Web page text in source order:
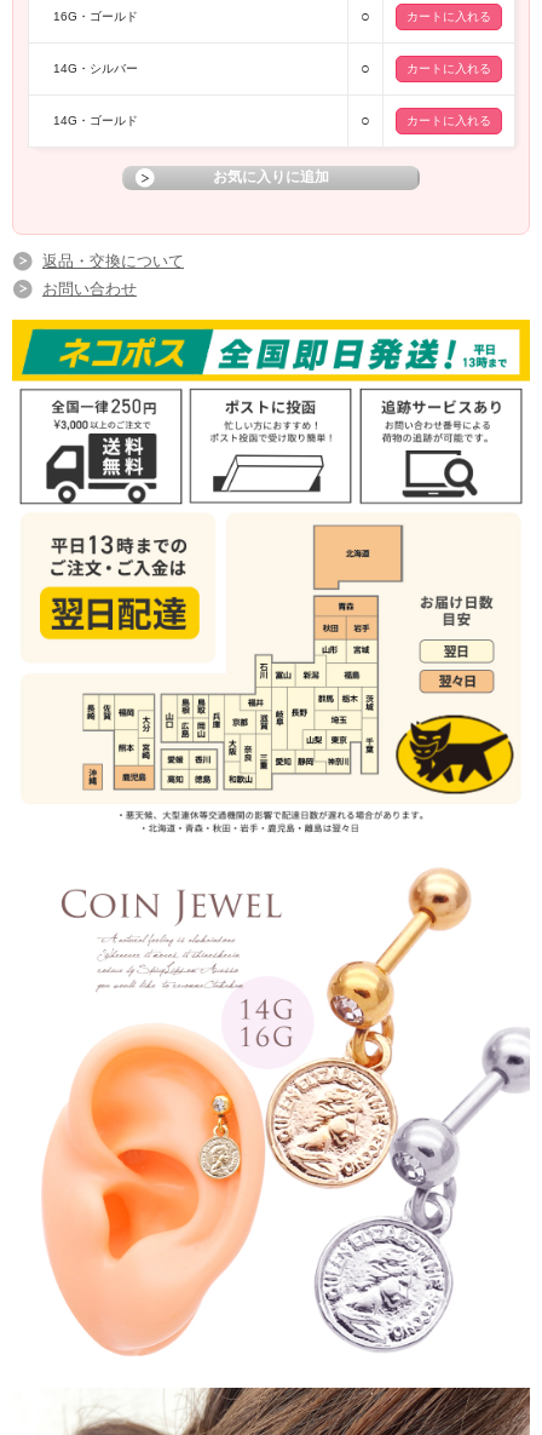
16G・ゴールド ○
14G・シルバー ○
14G・ゴールド ○
返品・交換について
お問い合わせ